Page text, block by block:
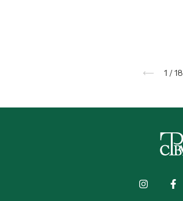
1 /18